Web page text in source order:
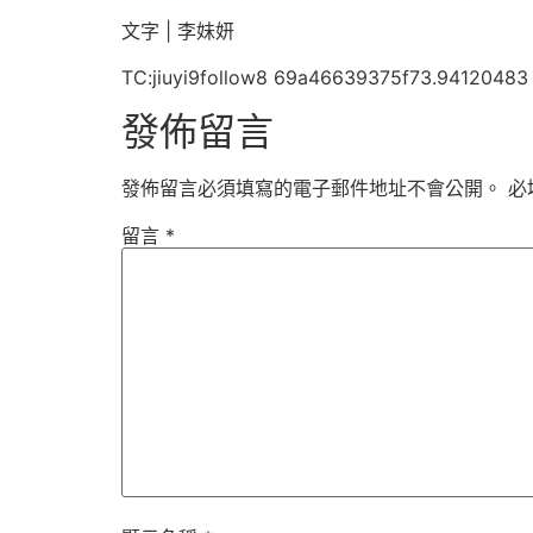
文字 | 李妹妍
TC:jiuyi9follow8 69a46639375f73.94120483
發佈留言
發佈留言必須填寫的電子郵件地址不會公開。 必
留言 *